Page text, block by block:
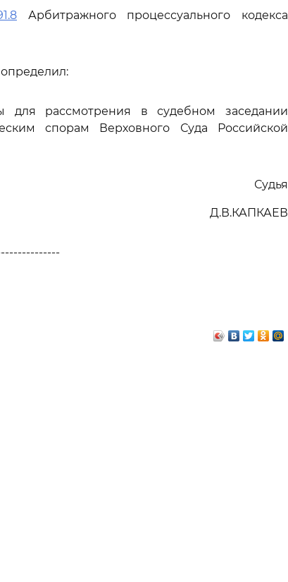
Арбитражного процессуального кодекса
определил:
для рассмотрения в судебном заседании
спорам Верховного Суда Российской
Судья
Д.В.КАПКАЕВ